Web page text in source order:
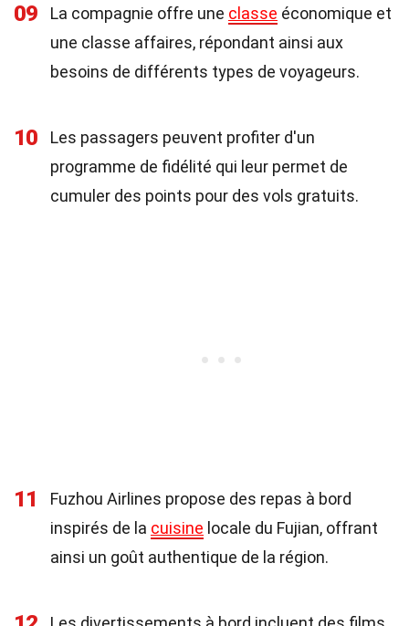
09 La compagnie offre une classe économique et
une classe affaires, répondant ainsi aux
besoins de différents types de voyageurs.
10
Les passagers peuvent profiter d'un
programme de fidélité qui leur permet de
cumuler des points pour des vols gratuits.
11
Fuzhou Airlines propose des repas à bord
inspirés de la cuisine locale du Fujian, offrant
ainsi un goût authentique de la région.